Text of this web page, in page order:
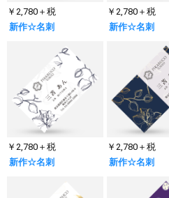
￥2,780＋税
新作☆名刺
￥2,780＋税
新作☆名刺
￥2,780＋税
新作☆名刺
￥2,780＋税
新作☆名刺